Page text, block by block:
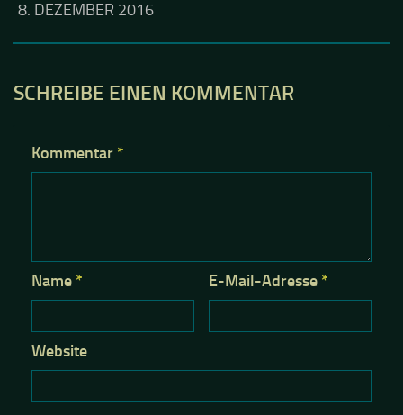
8. DEZEMBER 2016
SCHREIBE EINEN KOMMENTAR
Kommentar *
Name * E-Mail-Adresse *
Website